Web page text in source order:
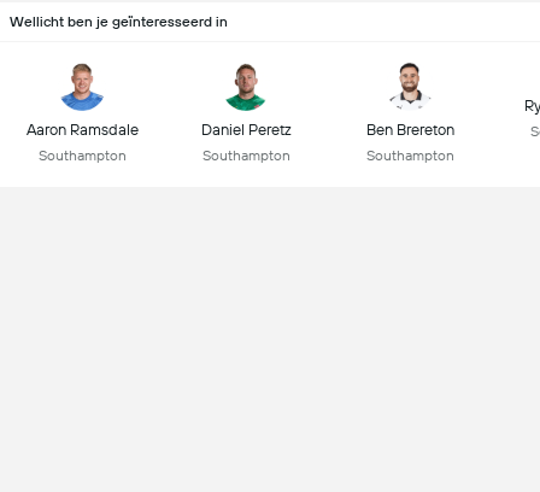
Wellicht ben je geïnteresseerd in
Aaron Ramsdale
Southampton
Daniel Peretz
Southampton
Ben Brereton
Southampton